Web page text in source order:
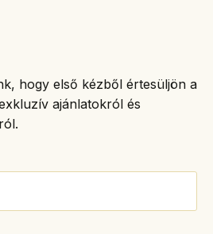
hogy első kézből értesüljön a
ajánlatokról és